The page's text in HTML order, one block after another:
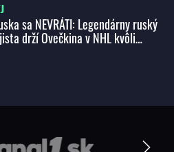
sa NEVRÁTI: Legendárny ruský
drží Ovečkina v NHL kvôli